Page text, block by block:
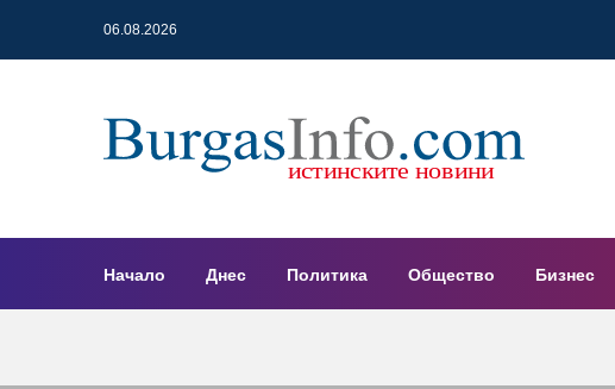
06.08.2026
Начало Днес Политика Общество Бизнес